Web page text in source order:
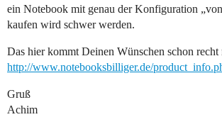
ein Notebook mit genau der Konfiguration
kaufen wird schwer werden.
Das hier kommt Deinen Wünschen schon recht
http://www.notebooksbilliger.de/
Gruß
Achim